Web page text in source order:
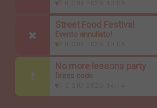
Street Food Festival
Evento annullato!
No more lessons party
Dress code